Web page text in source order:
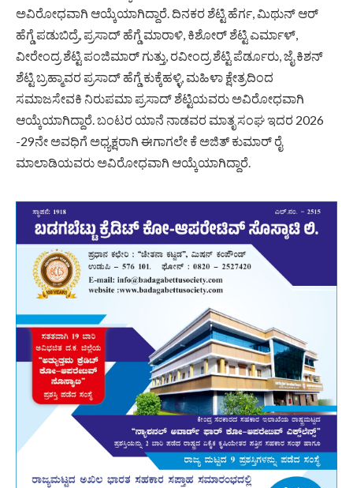
ಅವಿರೋಧವಾಗಿ ಆಯ್ಕೆಯಾಗಿದ್ದಾರೆ. ದಿನಕರ ಶೆಟ್ಟಿ ಹೆರ್ಗ, ಮಿಥುನ್ ಆರ್
ಹೆಗ್ಡೆ ಪಡುಬಿದ್ರೆ, ಪ್ರಸಾದ್ ಹೆಗ್ಡೆ ಮಾರಾಳಿ, ಕಿಶೋರ್ ಶೆಟ್ಟಿ ಎರ್ಮಾಳ್,
ವೀರೇಂದ್ರ ಶೆಟ್ಟಿ ಪಂಜಿಮಾರ್ ಗುತ್ತು, ರವೀಂದ್ರ ಶೆಟ್ಟಿ ಪೆರ್ಡೂರು, ಜೈ ಕಿಶನ್
ಶೆಟ್ಟಿ ಬ್ರಹ್ಮಾವರ ಪ್ರಸಾದ್ ಹೆಗ್ಡೆ ಕುಕ್ಕೆಹಳ್ಳಿ, ಮಹಿಳಾ ಕ್ಷೇತ್ರದಿಂದ
ಸಮಾಜಸೇವಕಿ ನಿರುಪಮಾ ಪ್ರಸಾದ್ ಶೆಟ್ಟಿಯವರು ಅವಿರೋಧವಾಗಿ
ಆಯ್ಕೆಯಾಗಿದ್ದಾರೆ. ಬಂಟರ ಯಾನೆ ನಾಡವರ ಮಾತೃ ಸಂಘ ಇದರ 2026
-29ನೇ ಅವಧಿಗೆ ಅಧ್ಯಕ್ಷರಾಗಿ ಈಗಾಗಲೇ ಕೆ ಅಜಿತ್ ಕುಮಾರ್ ರೈ
ಮಾಲಾಡಿಯವರು ಅವಿರೋಧವಾಗಿ ಆಯ್ಕೆಯಾಗಿದ್ದಾರೆ.